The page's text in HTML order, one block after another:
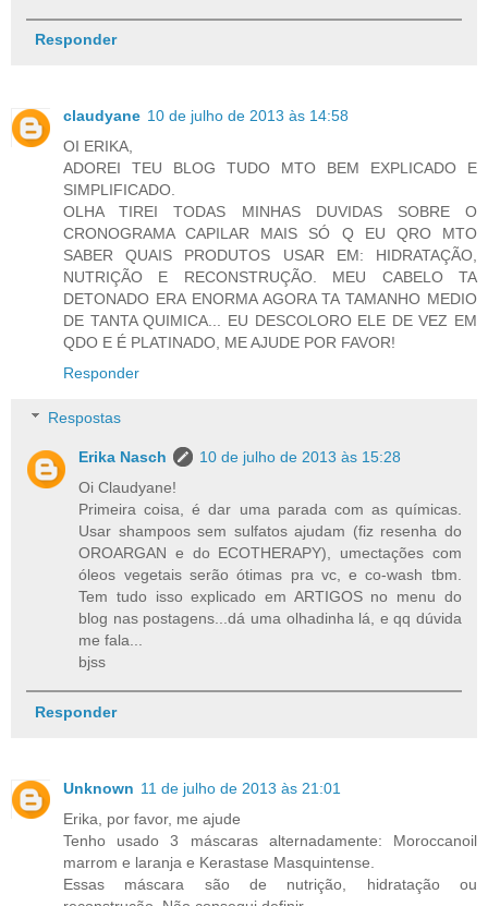
Responder
claudyane 10 de julho de 2013 às 14:58
OI ERIKA,
ADOREI TEU BLOG TUDO MTO BEM EXPLICADO E
SIMPLIFICADO.
OLHA TIREI TODAS MINHAS DUVIDAS SOBRE O
CRONOGRAMA CAPILAR MAIS SÓ Q EU QRO MTO
SABER QUAIS PRODUTOS USAR EM: HIDRATAÇÃO,
NUTRIÇÃO E RECONSTRUÇÃO. MEU CABELO TA
DETONADO ERA ENORMA AGORA TA TAMANHO MEDIO
DE TANTA QUIMICA... EU DESCOLORO ELE DE VEZ EM
QDO E É PLATINADO, ME AJUDE POR FAVOR!
Responder
Respostas
Erika Nasch
10 de julho de 2013 às 15:28
Oi Claudyane!
Primeira coisa, é dar uma parada com as químicas.
Usar shampoos sem sulfatos ajudam (fiz resenha do
OROARGAN e do ECOTHERAPY), umectações com
óleos vegetais serão ótimas pra vc, e co-wash tbm.
Tem tudo isso explicado em ARTIGOS no menu do
blog nas postagens...dá uma olhadinha lá, e qq dúvida
me fala...
bjss
Responder
Unknown 11 de julho de 2013 às 21:01
Erika, por favor, me ajude
Tenho usado 3 máscaras alternadamente: Moroccanoil
marrom e laranja e Kerastase Masquintense.
Essas máscara são de nutrição, hidratação ou